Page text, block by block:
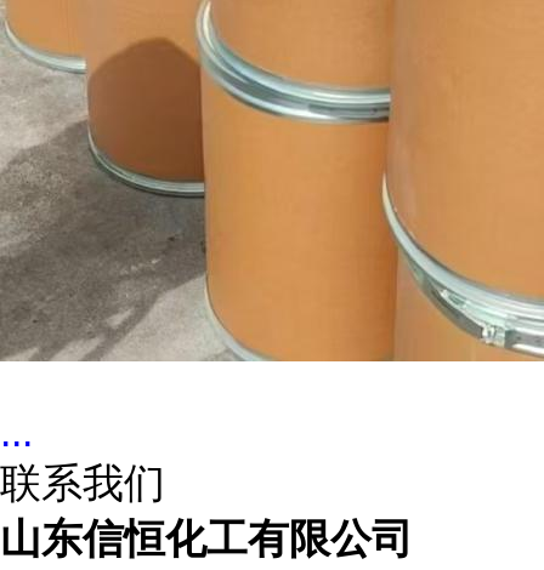
...
联系我们
山东信恒化工有限公司